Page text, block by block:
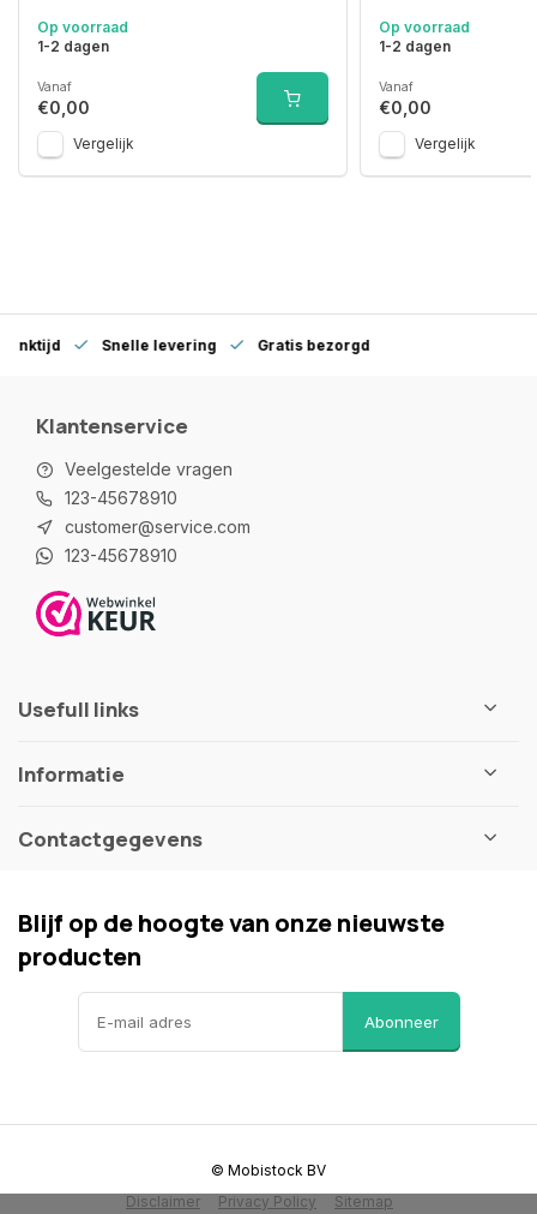
Op voorraad
1-2 dagen
Vanaf
€0,00
Vergelijk
Op voorraad
1-2 dagen
Vanaf
€0,00
Vergelijk
Snelle levering Gratis bezorgd
Klantenservice
Veelgestelde vragen
123-45678910
customer@service.com
123-45678910
Usefull links
Informatie
Contactgegevens
Blijf op de hoogte van onze nieuwste
producten
Abonneer
Disclaimer Privacy Policy Sitemap
© Mobistock BV